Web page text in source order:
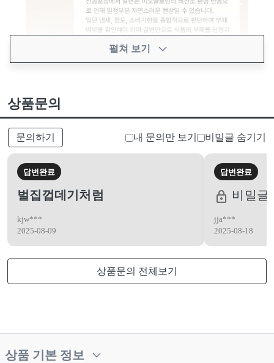
펼쳐 보기
상품문의
문의하기 내 문의만 보기 비밀글 숨기기
답변완료
벌집껍데기처럼
kjw***
2025-08-09
답변완료
비밀글
jja***
2025-08-18
상품문의 전체보기
상품 기본 정보